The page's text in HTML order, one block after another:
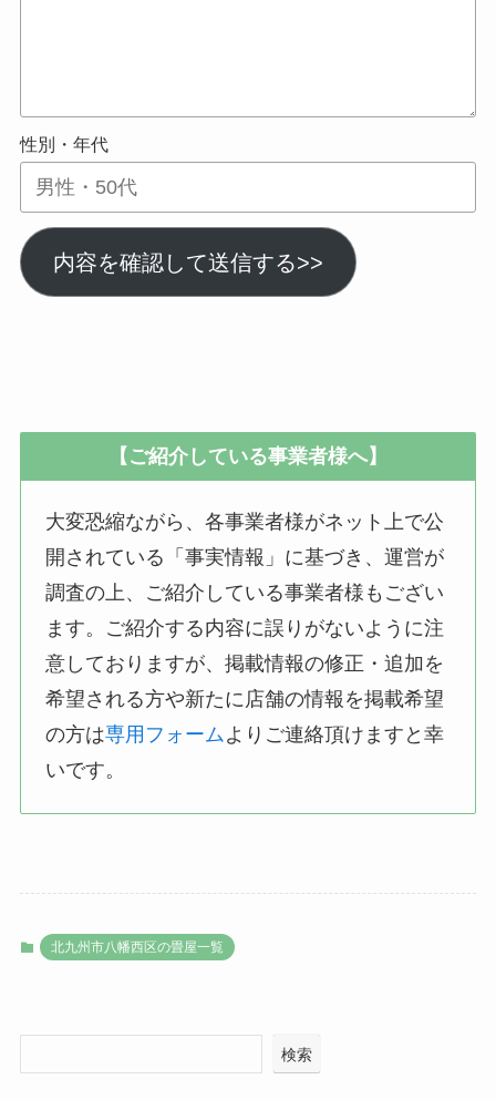
性別・年代
内容を確認して送信する>>
【ご紹介している事業者様へ】
大変恐縮ながら、各事業者様がネット上で公
開されている「事実情報」に基づき、運営が
調査の上、ご紹介している事業者様もござい
ます。ご紹介する内容に誤りがないように注
意しておりますが、掲載情報の修正・追加を
希望される方や新たに店舗の情報を掲載希望
の方は専用フォームよりご連絡頂けますと幸
いです。
北九州市八幡西区の畳屋一覧
検索